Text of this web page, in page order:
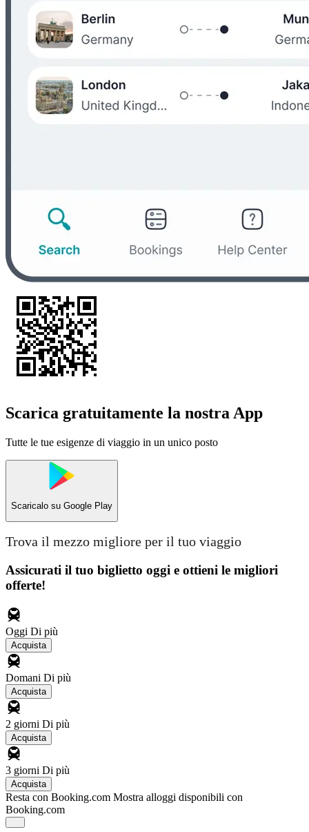
Scarica gratuitamente la nostra App
Tutte le tue esigenze di viaggio in un unico posto
Scaricalo su Google Play
Trova il mezzo migliore per il tuo viaggio
Assicurati il ​​tuo biglietto oggi e ottieni le migliori
offerte!
Oggi Di più
Acquista
Domani Di più
Acquista
2 giorni Di più
Acquista
3 giorni Di più
Acquista
Resta con Booking.com Mostra alloggi disponibili con
Booking.com